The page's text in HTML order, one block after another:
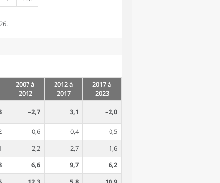
2007 à
2012
2012 à
2017
2017 à
2023
–2,7 3,1 –2,0
–0,6 0,4
–0,5
–2,2 2,7
–1,6
6,6 9,7
6,2